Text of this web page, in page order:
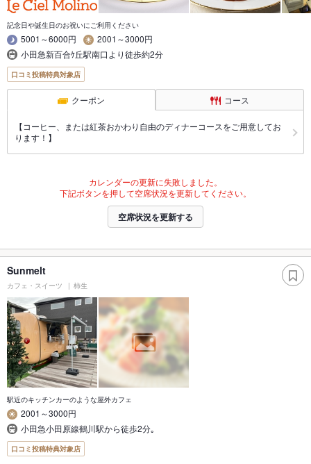
記念日や誕生日のお祝いにご利用ください
5001～6000円
2001～3000円
小田急新百合ｹ丘駅南口より徒歩約2分
口コミ投稿特典対象店
クーポン コース
【コーヒー、または紅茶おかわり自由のディナーコースをご用意してお
ります！】
カレンダーの更新に失敗しました。
下記ボタンを押して空席状況を更新してください。
空席状況を更新する
Sunmelt
カフェ・スイーツ 柿生
駅近のキッチンカーのような屋外カフェ
2001～3000円
小田急小田原線鶴川駅から徒歩2分｡
口コミ投稿特典対象店